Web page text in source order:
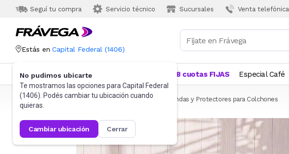
Seguí tu compra Servicio técnico Sucursales Venta telefónica
Estás en Capital Federal (1406)
No pudimos ubicarte
Te mostramos las opciones para Capital Federal
(1406). Podés cambiar tu ubicación cuando
quieras.
cambiar ubicación cerrar
Categorías Más Vendidos 18 cuotas FIJAS Especial Café
Frávega Hogar Blanquería Ropa de cama Fundas y Protectores para Colchones